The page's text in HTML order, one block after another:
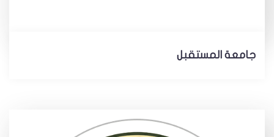
جامعة المستقبل